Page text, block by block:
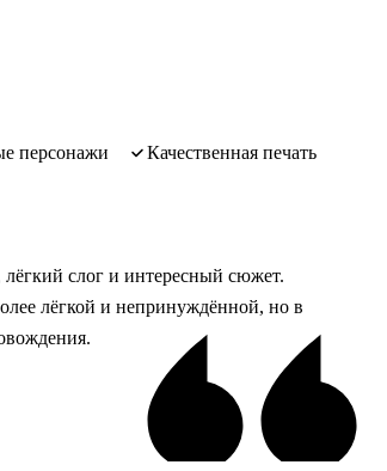
персонажи
качественная печать
слог и интересный сюжет.
лёгкой и непринуждённой, но в